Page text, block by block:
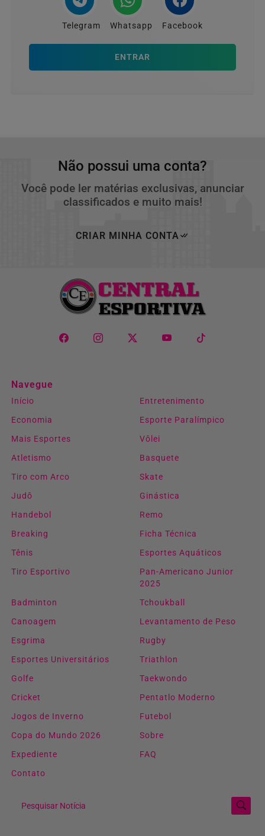
Telegram Whatsapp Facebook
ENTRAR
Não possui uma conta?
Você pode ler matérias exclusivas, anunciar
classificados e muito mais!
CRIAR MINHA CONTA
Navegue
Início
Entretenimento
Economia
Esporte Paralímpico
Mais Esportes
Vôlei
Atletismo
Basquete
Tiro com Arco
Skate
Judô
Ginástica
Handebol
Remo
Breaking
Ficha Técnica
Tênis
Esportes Aquáticos
Tiro Esportivo
Pan-Americano Junior
2025
Badminton
Tchoukball
Canoagem
Levantamento de Peso
Esgrima
Rugby
Esportes Universitários
Triathlon
Golfe
Taekwondo
Cricket
Pentatlo Moderno
Jogos de Inverno
Futebol
Copa do Mundo 2026
Sobre
Expediente
FAQ
Contato
Pesquisar Notícia